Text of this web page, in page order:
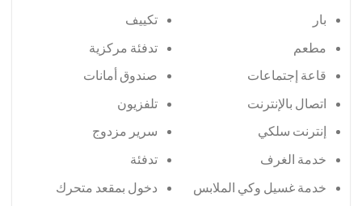
بار
مطعم
قاعة إجتماعات
اتصال بالإنترنت
إنترنت سلكي
خدمة الغرف
خدمة غسيل وكي الملابس
تكييف
تدفئة مركزية
صندوق أمانات
تلفزيون
سرير مزدوج
تدفئة
دخول بمقعد متحرك